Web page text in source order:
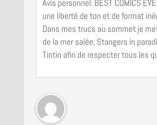
Avis personnel: BEST COMICS
une liberté de ton et de format
Dans mes trucs au sommet je
de la mer salée, Stangers in
Tintin afin de respecter tous les